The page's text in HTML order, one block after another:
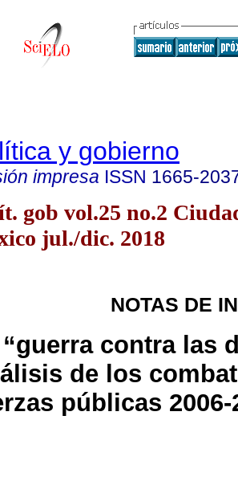
y gobierno
impresa ISSN 1665-
gob vol.25 no.2
jul./dic. 2018
NOTAS DE
contra las
de los
públicas 2006-